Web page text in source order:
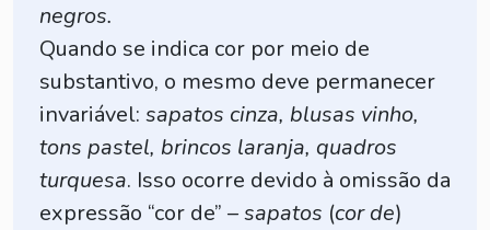
negros.
Quando se indica cor por meio de
substantivo, o mesmo deve permanecer
invariável: sapatos cinza, blusas vinho,
tons pastel, brincos laranja, quadros
turquesa. Isso ocorre devido à omissão da
expressão “cor de” –sapatos (cor de)